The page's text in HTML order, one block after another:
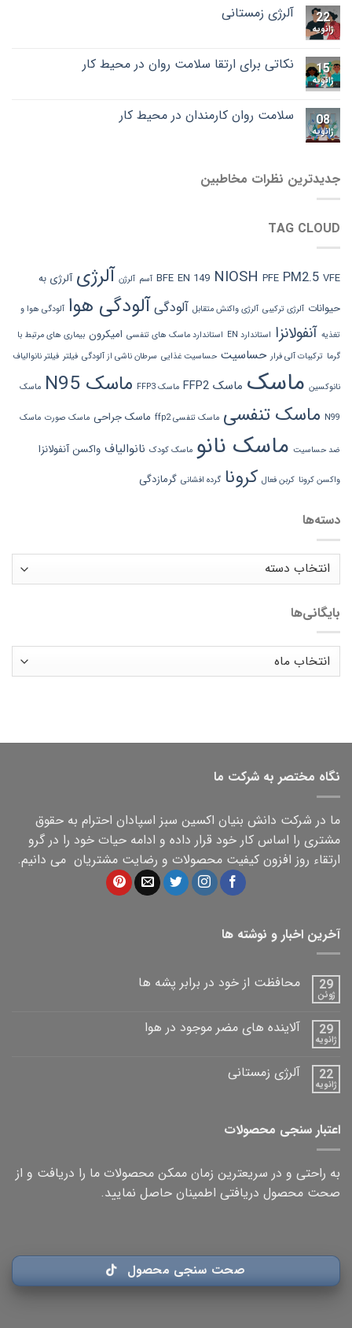
22
ژانویه
آلرژی زمستانی
15
ژانویه
نکاتی برای ارتقا سلامت روان در محیط کار
08
ژانویه
سلامت روان کارمندان در محیط کار
جدیدترین نظرات مخاطبین
TAG CLOUD
BFE EN 149 NIOSH PFE PM2.5 VFE آسم آلرژن آلرژی آلرژی به
حیوانات آلرژی ترکیبی آلرژی واکنش متقابل آلودگیآلودگی هوا آلودگی هوا و
تغذیه آنفولانزا استاندارد EN استاندارد ماسک های تنفسی امیکرون بیماری های مرتبط با
گرما ترکیبات آلی فرار حساسیت حساسیت غذایی سرطان ناشی از آلودگی فیلتر فیلتر نانوالیاف
نانوکسین ماسک ماسک FFP2 ماسک FFP3 ماسک N95 ماسک
N99 ماسک تنفسی ماسک تنفسی ffp2 ماسک جراحی ماسک صورت ماسک
ضد حساسیت ماسک نانو ماسک کودک نانوالیاف واکسن آنفولانزا
واکسن کرونا کربن فعال کرونا گرده افشانی گرمازدگی
دسته‌ها
دسته‌ها
بایگانی‌ها
بایگانی‌ها
نگاه مختصر به شرکت ما
ما در شرکت دانش بنیان اکسین سبز اسپادان احترام به حقوق
مشتری را اساس کار خود قرار داده و ادامه حیات خود را در گرو
ارتقاء روز افزون کیفیت محصولات و رضایت مشتریان می دانیم.
آخرین اخبار و نوشته ها
29
ژوئن
محافظت از خود در برابر پشه ها
29
ژانویه
آلاینده های مضر موجود در هوا
22
ژانویه
آلرژی زمستانی
اعتبار سنجی محصولات
به راحتی و در سریعترین زمان ممکن محصولات ما را دریافت و از
صحت محصول دریافتی اطمینان حاصل نمایید.
صحت سنجی محصول